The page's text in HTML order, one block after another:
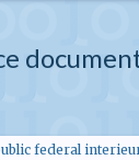
federal